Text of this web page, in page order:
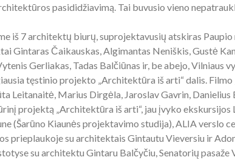
pasididžiavimą. Tai buvusio vieno
iš 7 architektų biurų, suprojektavusių atskiras
Gintaras Čaikauskas, Algimantas Neniškis, Gustė
Gerliakas, Tadas Balčiūnas ir, be abejo, Vilniaus
tęstinio projekto „Architektūra iš arti“ dalis. Filmo
Leitanaitė, Marius Dirgėla, Jaroslav Gavrin, Danielius
projektą „Architektūra iš arti“, jau įvyko ekskursijos
(Šarūno Kiaunės projektavimo studija), ALIA verslo
prieplaukoje su architektais Gintautu Vieversiu ir
su architektu Gintaru Balčyčiu, Senatorių pasaže